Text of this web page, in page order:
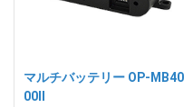
駐車監
大口注文はこちら
マルチバッテリー OP-MB40
00Ⅱ